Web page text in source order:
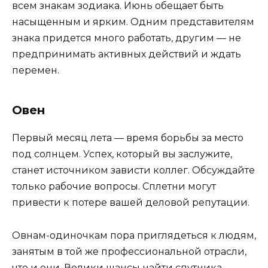
всем знакам зодиака. Июнь обещает быть
насыщенным и ярким. Одним представителям
знака придется много работать, другим — не
предпринимать активных действий и ждать
перемен.
Овен
Первый месяц лета — время борьбы за место
под солнцем. Успех, который вы заслужите,
станет источником зависти коллег. Обсуждайте
только рабочие вопросы. Сплетни могут
привести к потере вашей деловой репутации.
Овнам-одиночкам пора приглядеться к людям,
занятым в той же профессиональной отрасли,